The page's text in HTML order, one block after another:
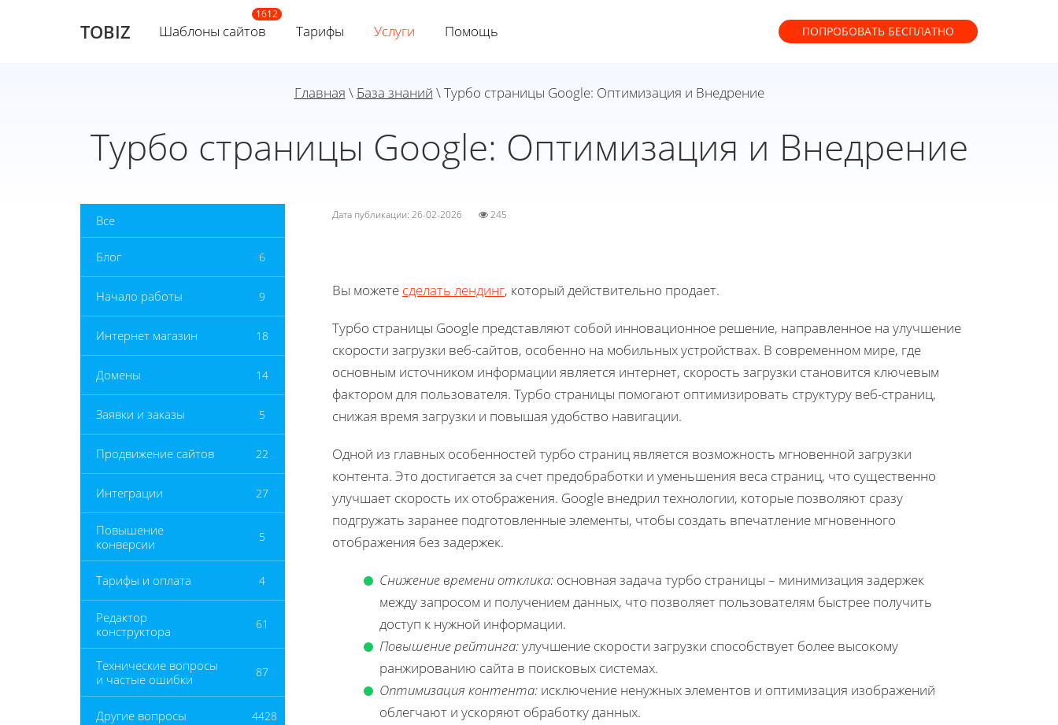
TOBIZ Шаблоны сайтов Тарифы Услуги Помощь ПОПРОБОВАТЬ БЕСПЛАТНО
Главная \ База знаний \ Турбо страницы Google: Оптимизация и Внедрение
Турбо страницы Google: Оптимизация и Внедрение
Все
Блог 6
Начало работы 9
Интернет магазин 18
Домены 14
Заявки и заказы 5
Продвижение сайтов 22
Интеграции 27
Повышение
конверсии
5
Тарифы и оплата 4
Редактор
конструктора
61
Технические вопросы
и частые ошибки
87
Другие вопросы 4428
Дата публикации: 26-02-2026 245
Вы можете сделать лендинг, который действительно продает.
Турбо страницы Google представляют собой инновационное решение, направленное на улучшение
скорости загрузки веб-сайтов, особенно на мобильных устройствах. В современном мире, где
основным источником информации является интернет, скорость загрузки становится ключевым
фактором для пользователя. Турбо страницы помогают оптимизировать структуру веб-страниц,
снижая время загрузки и повышая удобство навигации.
Одной из главных особенностей турбо страниц является возможность мгновенной загрузки
контента. Это достигается за счет предобработки и уменьшения веса страниц, что существенно
улучшает скорость их отображения. Google внедрил технологии, которые позволяют сразу
подгружать заранее подготовленные элементы, чтобы создать впечатление мгновенного
отображения без задержек.
Снижение времени отклика: основная задача турбо страницы – минимизация задержек
между запросом и получением данных, что позволяет пользователям быстрее получить
доступ к нужной информации.
Повышение рейтинга:улучшение скорости загрузки способствует более высокому
ранжированию сайта в поисковых системах.
Оптимизация контента: исключение ненужных элементов и оптимизация изображений
облегчают и ускоряют обработку данных.